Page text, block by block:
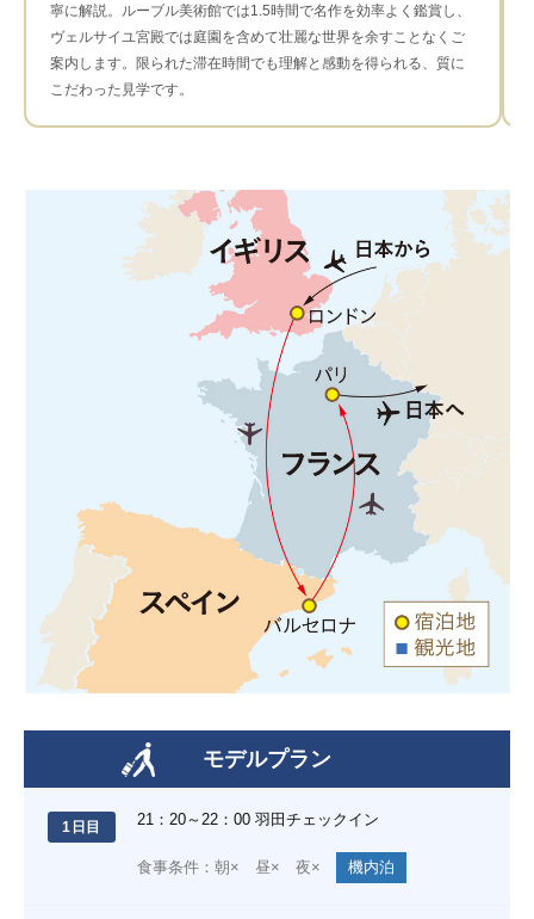
寧に解説。ルーブル美術館では1.5時間で名作を効率よく鑑賞し、
ヴェルサイユ宮殿では庭園を含めて壮麗な世界を余すことなくご
案内します。限られた滞在時間でも理解と感動を得られる、質に
こだわった見学です。
モデルプラン
1日目 21：20～22：00 羽田チェックイン
食事条件：朝× 昼× 夜× 機内泊